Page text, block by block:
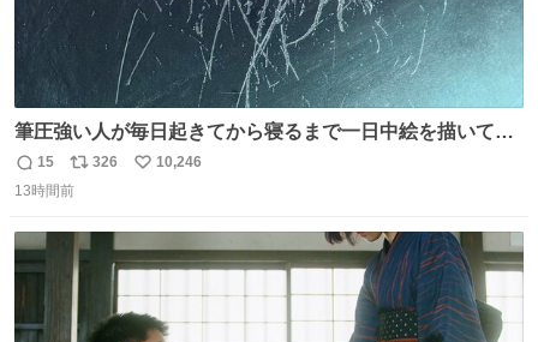
筆圧強い人が毎日起きてから寝るまで一日中絵を描いてる
とこうなる。 異常事態です。
返
信
15
リ
ポ
ト
数
326
い
数
10,246
13時間前